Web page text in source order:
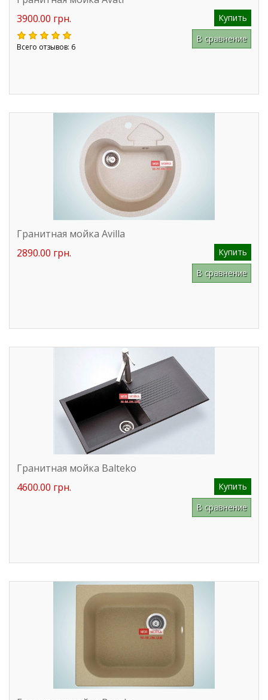
3900.00 грн.
Купить
Всего отзывов: 6
В сравнение
Гранитная мойка Avilla
2890.00 грн.
Купить
В сравнение
Гранитная мойка Balteko
4600.00 грн.
Купить
В сравнение